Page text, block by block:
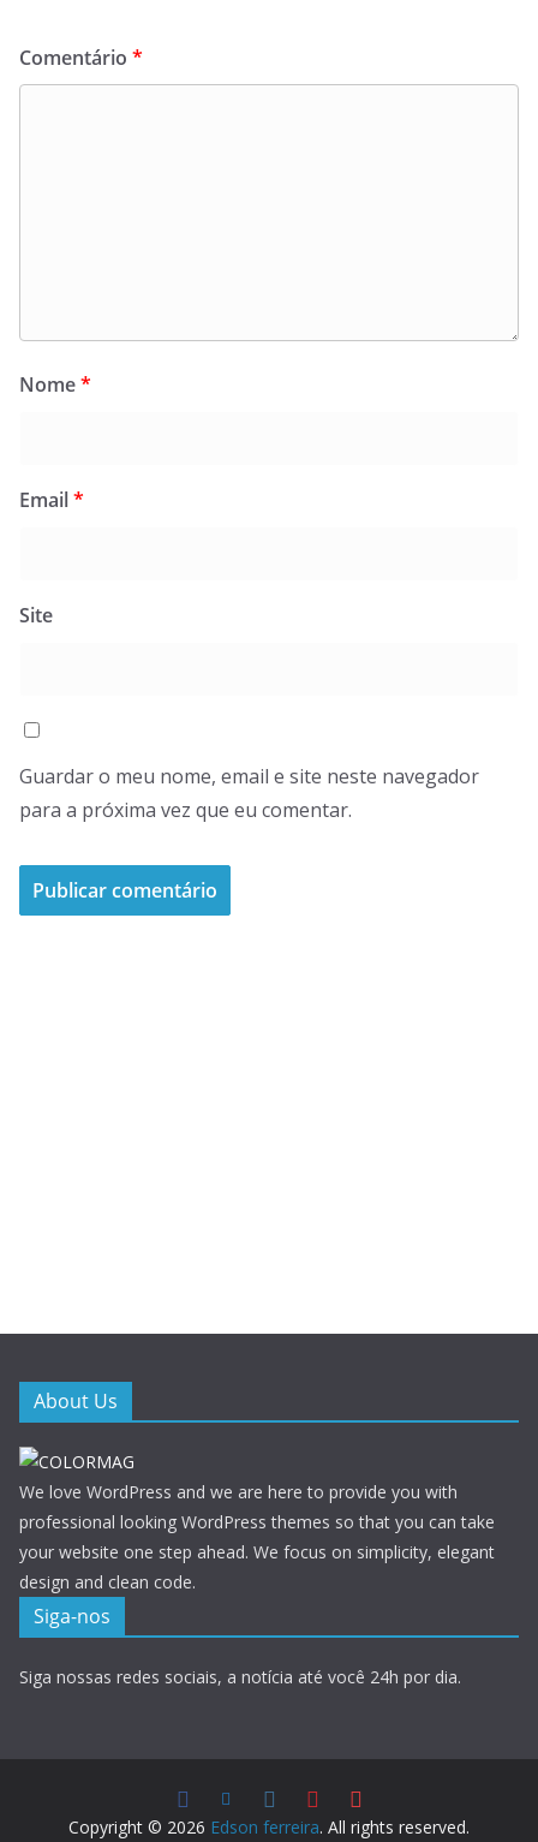
Comentário *
Nome*
Email*
Site
Guardar o meu nome, email e site neste navegador
para a próxima vez que eu comentar.
About Us
We love WordPress and we are here to provide you with
professional looking WordPress themes so that you can take
your website one step ahead. We focus on simplicity, elegant
design and clean code.
Siga-nos
Siga nossas redes sociais, a notícia até você 24h por dia.
Copyright © 2026 Edson ferreira. All rights reserved.